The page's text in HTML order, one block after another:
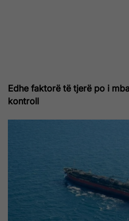
Edhe faktorë të tjerë po i
kontroll